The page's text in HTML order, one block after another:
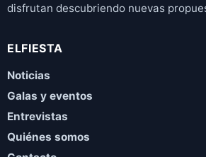
disfrutan descubriendo nuevas
ELFIESTA
Noticias
Galas y eventos
Entrevistas
Quiénes somos